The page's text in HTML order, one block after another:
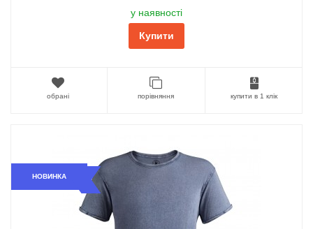
у наявності
Купити
обрані порівняння купити в 1 клік
НОВИНКА